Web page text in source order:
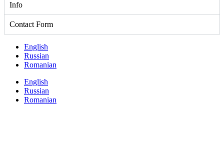
Info
Contact Form
English
Russian
Romanian
English
Russian
Romanian